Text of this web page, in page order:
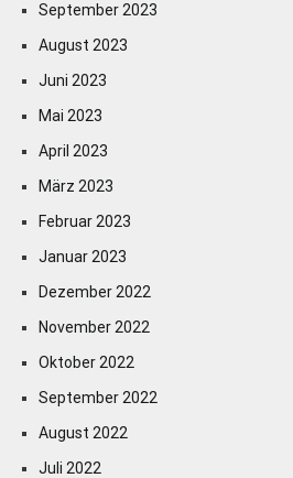
September 2023
August 2023
Juni 2023
Mai 2023
April 2023
März 2023
Februar 2023
Januar 2023
Dezember 2022
November 2022
Oktober 2022
September 2022
August 2022
Juli 2022